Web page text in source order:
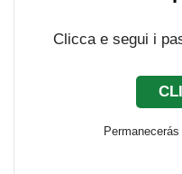
Clicca e segui i